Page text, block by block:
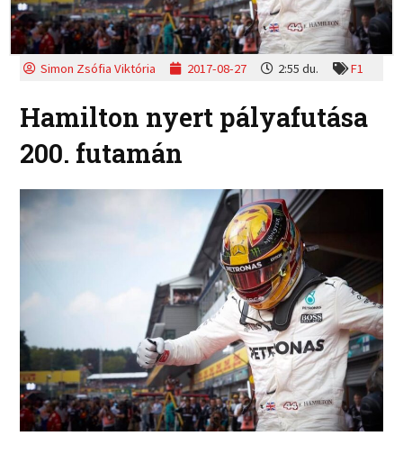
Simon Zsófia Viktória 2017-08-27 2:55 du. F1
Hamilton nyert pályafutása
200. futamán